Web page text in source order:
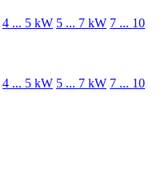
4 ... 5 kW 5 ... 7 kW 7 ... 10
4 ... 5 kW 5 ... 7 kW 7 ... 10